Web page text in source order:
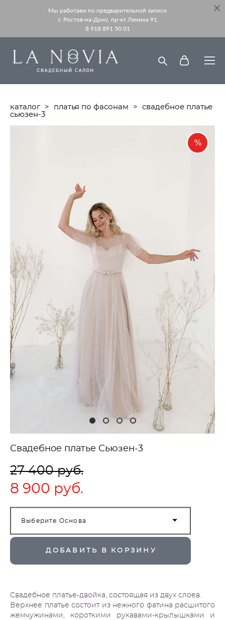
Мы работаем по предварительной записи
г. Ростов-на-Дону, пр-кт Ленина 91
8 918 891 50 01
каталог > платья по фасонам >
свадебное платье
сьюзен-3
%
Свадебное платье Сьюзен-3
27 400 pуб.
8 900 pуб.
Выберите Основа
ДОБАВИТЬ В КОРЗИНУ
Свадебное платье-двойка, состоящая из двух слоев.
Верхнее платье состоит из нежного фатина расшитого
жемчужинами, короткими рукавами-крылышками и